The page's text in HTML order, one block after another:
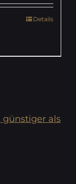
Details
günstiger als